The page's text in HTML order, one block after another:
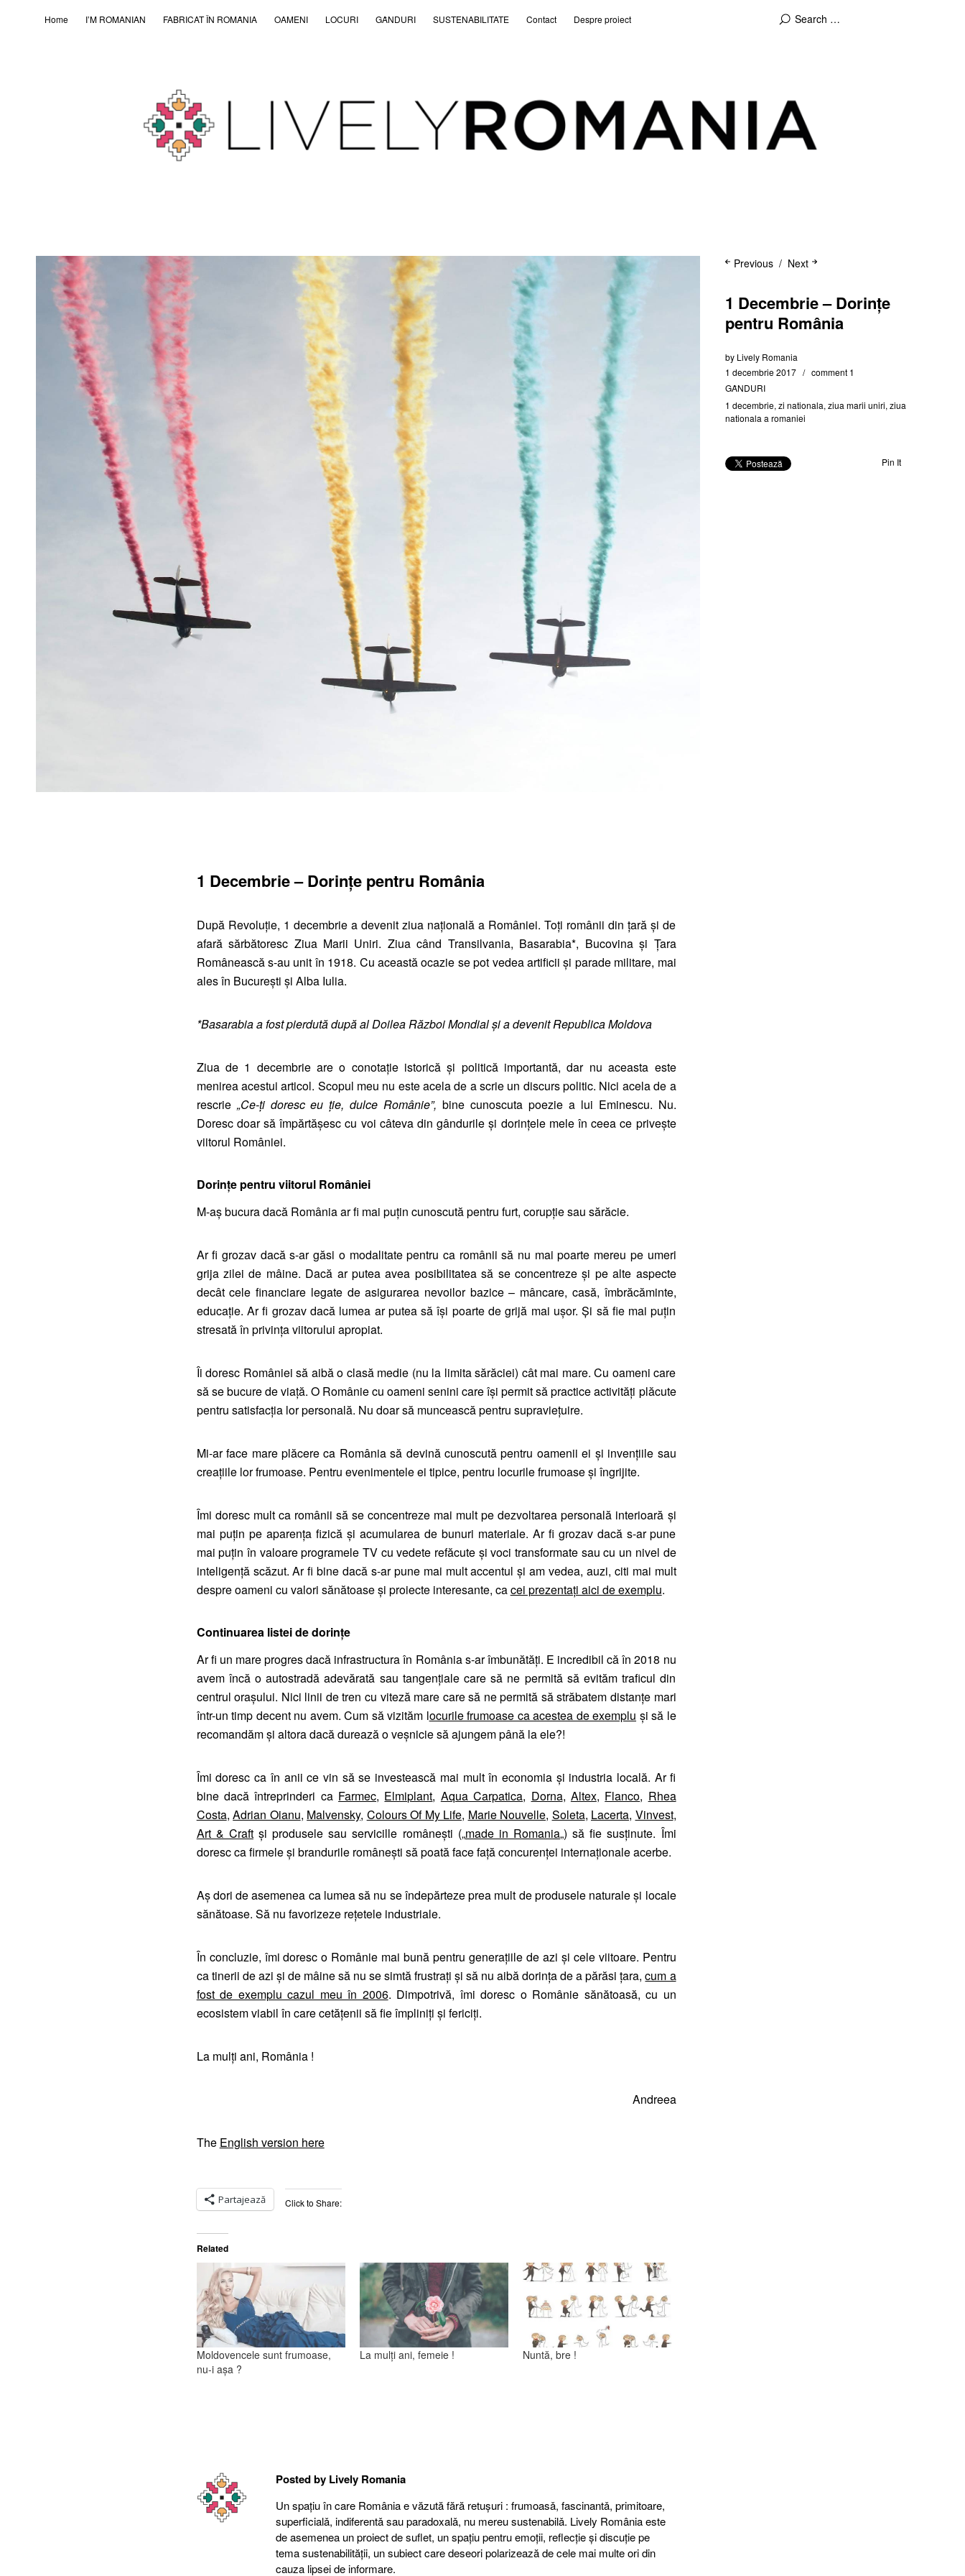
Home I’M ROMANIAN FABRICAT ÎN ROMȂNIA OAMENI LOCURI GȂNDURI SUSTENABILITATE Contact Despre proiect
Next
Previous
1 Decembrie – Dorințe
pentru România
by Lively Romania
1 decembrie 2017
comment 1
GȂNDURI
1 decembrie, zi nationala, ziua marii uniri, ziua
nationala a romaniei
Pin It
1 Decembrie – Dorințe pentru România
După Revoluție, 1 decembrie a devenit ziua națională a României. Toți românii din țară și de
afară sărbătoresc Ziua Marii Uniri. Ziua când Transilvania, Basarabia*, Bucovina și Țara
Românească s-au unit în 1918. Cu această ocazie se pot vedea artificii și parade militare, mai
ales în București și Alba Iulia.
*Basarabia a fost pierdută după al Doilea Război Mondial și a devenit Republica Moldova
Ziua de 1 decembrie are o conotație istorică și politică importantă, dar nu aceasta este
menirea acestui articol. Scopul meu nu este acela de a scrie un discurs politic. Nici acela de a
rescrie„Ce-ți doresc eu ție, dulce Românie”, bine cunoscuta poezie a lui Eminescu. Nu.
Doresc doar să împărtășesc cu voi câteva din gândurile și dorințele mele în ceea ce privește
viitorul României.
Dorințe pentru viitorul României
M-aș bucura dacă România ar fi mai puțin cunoscută pentru furt, corupție sau sărăcie.
Ar fi grozav dacă s-ar găsi o modalitate pentru ca românii să nu mai poarte mereu pe umeri
grija zilei de mâine. Dacă ar putea avea posibilitatea să se concentreze și pe alte aspecte
decât cele financiare legate de asigurarea nevoilor bazice – mâncare, casă, îmbrăcăminte,
educație. Ar fi grozav dacă lumea ar putea să își poarte de grijă mai ușor. Și să fie mai puțin
stresată în privința viitorului apropiat.
Îi doresc României să aibă o clasă medie (nu la limita sărăciei) cât mai mare. Cu oameni care
să se bucure de viață. O Românie cu oameni senini care își permit să practice activități plăcute
pentru satisfacția lor personală. Nu doar să muncească pentru supraviețuire.
Mi-ar face mare plăcere ca România să devină cunoscută pentru oamenii ei și invențiile sau
creațiile lor frumoase. Pentru evenimentele ei tipice, pentru locurile frumoase și îngrijite.
Îmi doresc mult ca românii să se concentreze mai mult pe dezvoltarea personală interioară și
mai puțin pe aparența fizică și acumularea de bunuri materiale. Ar fi grozav dacă s-ar pune
mai puțin în valoare programele TV cu vedete refăcute și voci transformate sau cu un nivel de
inteligență scăzut. Ar fi bine dacă s-ar pune mai mult accentul și am vedea, auzi, citi mai mult
despre oameni cu valori sănătoase și proiecte interesante, cacei prezentați aici de exemplu.
Continuarea listei de dorințe
Ar fi un mare progres dacă infrastructura în România s-ar îmbunătăți. E incredibil că în 2018 nu
avem încă o autostradă adevărată sau tangențiale care să ne permită să evităm traficul din
centrul orașului. Nici linii de tren cu viteză mare care să ne permită să străbatem distanțe mari
într-un timp decent nu avem. Cum să vizităm locurile frumoase ca acestea de exemplu și să le
recomandăm și altora dacă durează o veșnicie să ajungem până la ele?!
Îmi doresc ca în anii ce vin să se investească mai mult în economia și industria locală. Ar fi
bine dacă întreprinderi ca Farmec, Elmiplant, Aqua Carpatica, Dorna, Altex, Flanco, Rhea
Costa,Adrian Oianu, Malvensky, Colours Of My Life, Marie Nouvelle, Soleta, Lacerta, Vinvest,
Art & Craftși produsele sau servicille românești („made in Romania„) să fie susținute. Îmi
doresc ca firmele și brandurile românești să poată face față concurenței internaționale acerbe.
Aș dori de asemenea ca lumea să nu se îndepărteze prea mult de produsele naturale și locale
sănătoase. Să nu favorizeze rețetele industriale.
În concluzie, îmi doresc o Românie mai bună pentru generațiile de azi și cele viitoare. Pentru
ca tinerii de azi și de mâine să nu se simtă frustrați și să nu aibă dorința de a părăsi țara,cum a
fost de exemplu cazul meu în 2006. Dimpotrivă, îmi doresc o Românie sănătoasă, cu un
ecosistem viabil în care cetățenii să fie împliniți și fericiți.
La mulți ani, România !
Andreea
The English version here
Click to Share:
Partajează
Related
Moldovencele sunt frumoase,
nu-i așa ?
La mulți ani, femeie ! Nuntă, bre !
Posted by Lively Romania
Un spațiu în care România e văzută fără retuşuri : frumoasǎ, fascinantǎ, primitoare,
superficialǎ, indiferentǎ sau paradoxalǎ, nu mereu sustenabilǎ. Lively România este
de asemenea un proiect de suflet, un spațiu pentru emoții, reflecție şi discuție pe
tema sustenabilității, un subiect care deseori polarizează de cele mai multe ori din
cauza lipsei de informare.